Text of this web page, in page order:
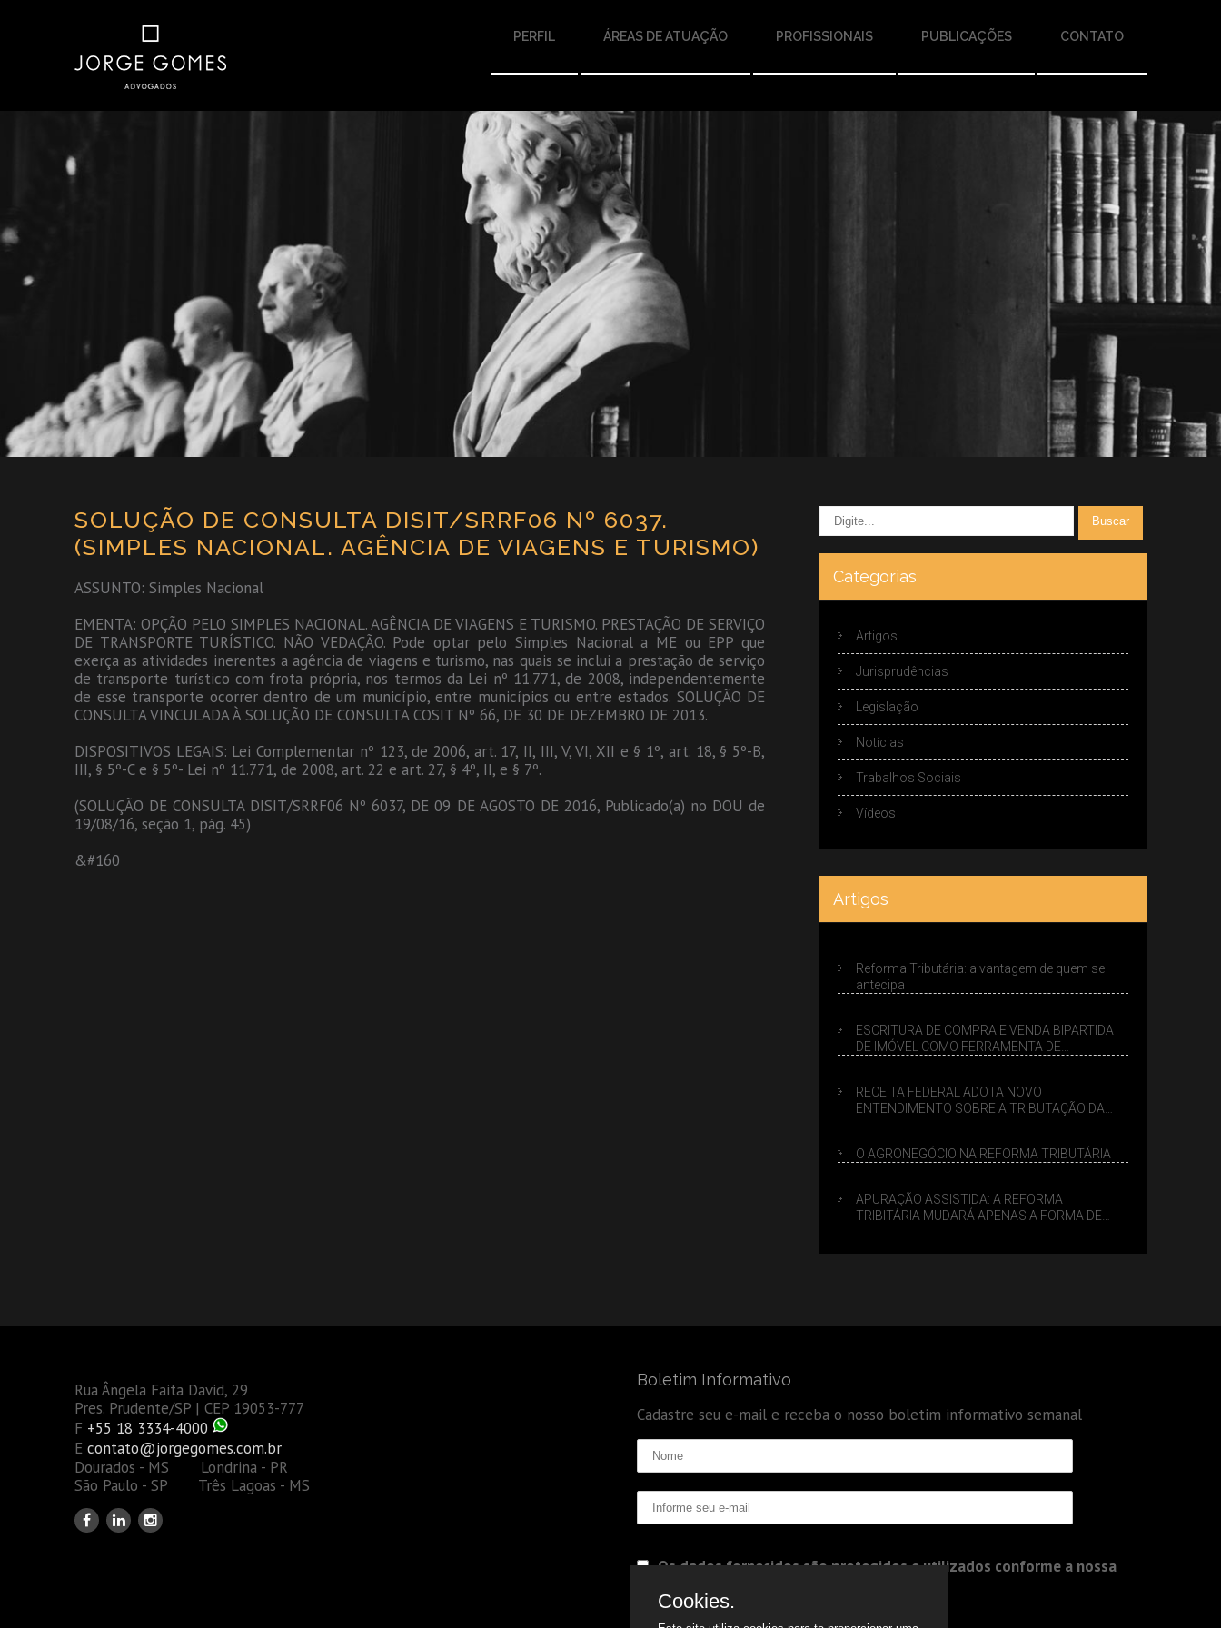
PERFIL ÁREAS DE ATUAÇÃO PROFISSIONAIS PUBLICAÇÕES CONTATO
SOLUÇÃO DE CONSULTA DISIT/SRRF06 Nº 6037.
(SIMPLES NACIONAL. AGÊNCIA DE VIAGENS E TURISMO)
ASSUNTO: Simples Nacional
EMENTA: OPÇÃO PELO SIMPLES NACIONAL. AGÊNCIA DE VIAGENS E TURISMO. PRESTAÇÃO DE SERVIÇO
DE TRANSPORTE TURÍSTICO. NÃO VEDAÇÃO. Pode optar pelo Simples Nacional a ME ou EPP que
exerça as atividades inerentes a agência de viagens e turismo, nas quais se inclui a prestação de serviço
de transporte turístico com frota própria, nos termos da Lei nº 11.771, de 2008, independentemente
de esse transporte ocorrer dentro de um município, entre municípios ou entre estados. SOLUÇÃO DE
CONSULTA VINCULADA À SOLUÇÃO DE CONSULTA COSIT Nº 66, DE 30 DE DEZEMBRO DE 2013.
DISPOSITIVOS LEGAIS: Lei Complementar nº 123, de 2006, art. 17, II, III, V, VI, XII e § 1º, art. 18, § 5º-B,
III, § 5º-C e § 5º- Lei nº 11.771, de 2008, art. 22 e art. 27, § 4º, II, e § 7º.
(SOLUÇÃO DE CONSULTA DISIT/SRRF06 Nº 6037, DE 09 DE AGOSTO DE 2016, Publicado(a) no DOU de
19/08/16, seção 1, pág. 45)
&#160
Categorias
Artigos
Jurisprudências
Legislação
Notícias
Trabalhos Sociais
Vídeos
Artigos
Reforma Tributária: a vantagem de quem se
antecipa
ESCRITURA DE COMPRA E VENDA BIPARTIDA
DE IMÓVEL COMO FERRAMENTA DE
RECEITA FEDERAL ADOTA NOVO
ENTENDIMENTO SOBRE A TRIBUTAÇÃO DA
O AGRONEGÓCIO NA REFORMA TRIBUTÁRIA
APURAÇÃO ASSISTIDA: A REFORMA
TRIBITÁRIA MUDARÁ APENAS A FORMA DE
Rua Ângela Faita David, 29
Pres. Prudente/SP | CEP 19053-777
F +55 18 3334-4000
E contato@jorgegomes.com.br
Dourados - MS Londrina - PR
São Paulo - SP Três Lagoas - MS
Boletim Informativo
Cadastre seu e-mail e receba o nosso boletim informativo semanal
Os dados fornecidos são protegidos e utilizados conforme a nossa
Cookies.